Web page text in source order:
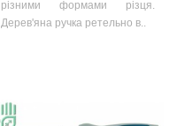
різними формами різця.
Дерев'яна ручка ретельно в..